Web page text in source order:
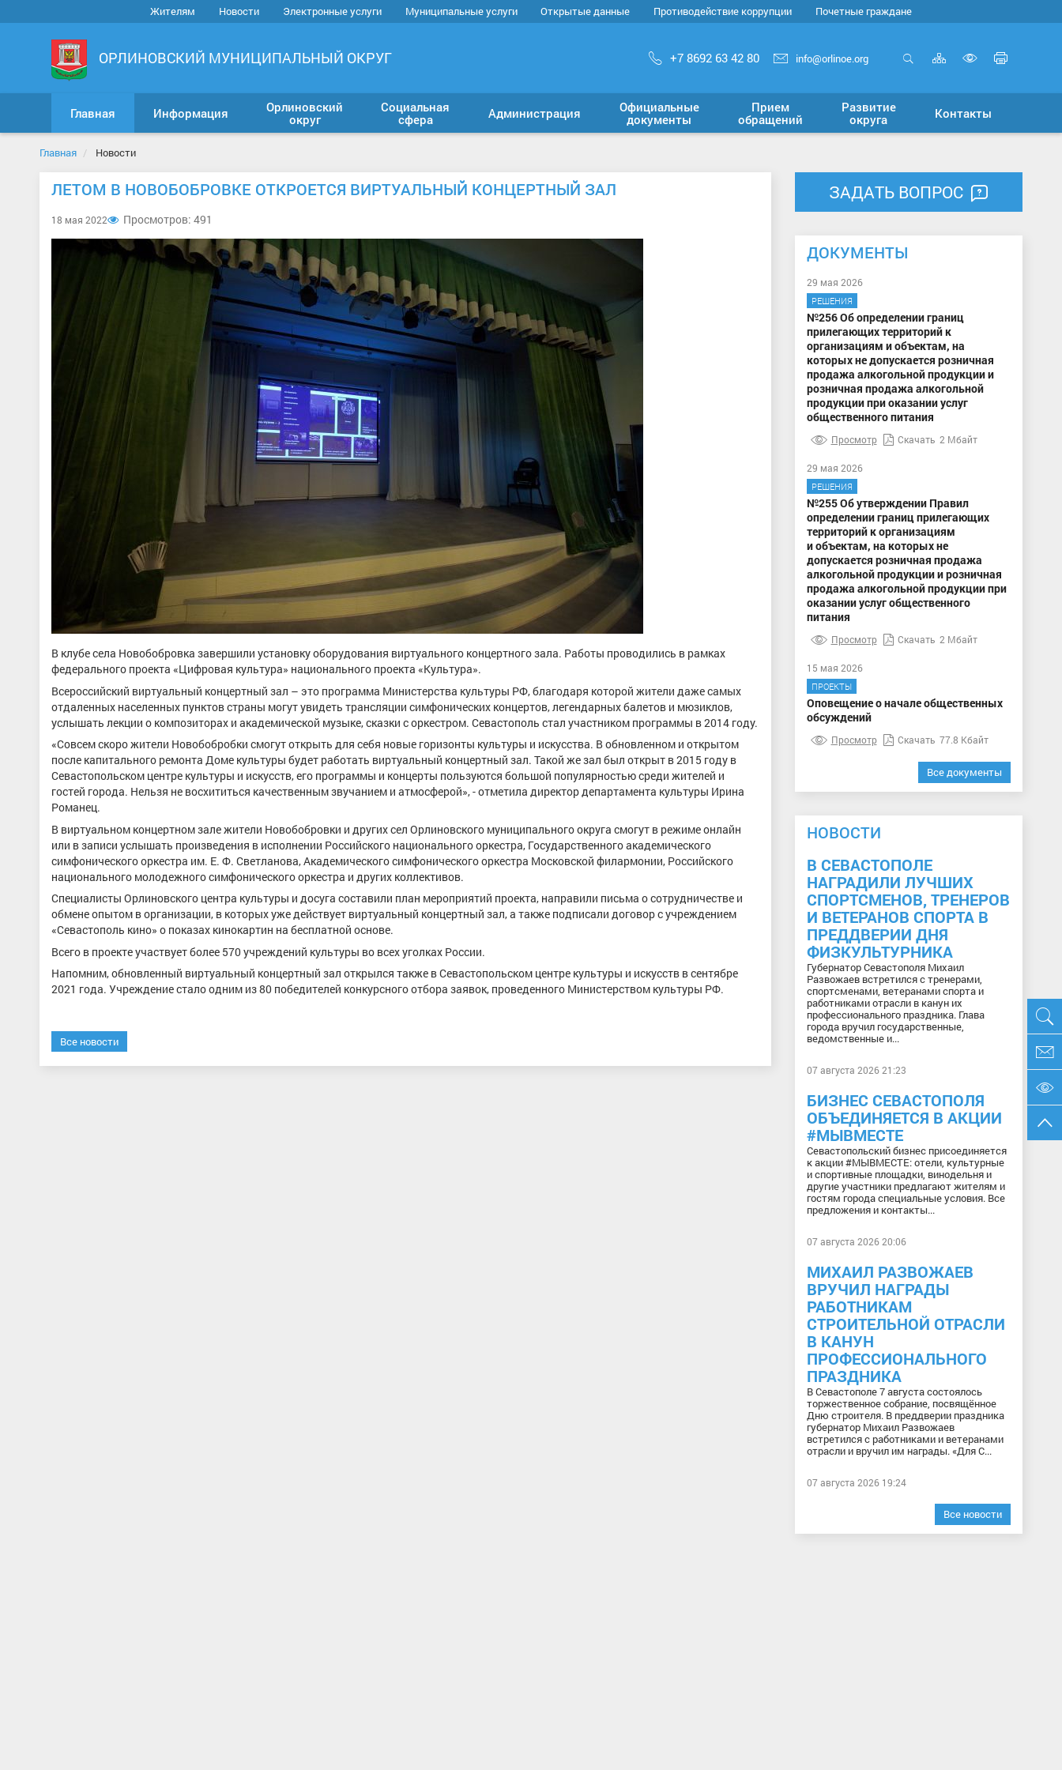
Жителям Новости Электронные услуги Муниципальные услуги Открытые данные Противодействие коррупции Почетные граждане
ОРЛИНОВСКИЙ МУНИЦИПАЛЬНЫЙ ОКРУГ +7 8692 63 42 80 info@orlinoe.org Карта
сайта
версию
для
Главная Информация
Орлиновский
округ
Социальная
сфера
Администрация
Официальные
документы
Прием
обращений
Развитие
округа
Контакты
Главная Новости
ЛЕТОМ В НОВОБОБРОВКЕ ОТКРОЕТСЯ ВИРТУАЛЬНЫЙ КОНЦЕРТНЫЙ ЗАЛ
18 мая 2022 Просмотров: 491
В клубе села Новобобровка завершили установку оборудования виртуального концертного зала. Работы проводились в рамках
федерального проекта «Цифровая культура» национального проекта «Культура».
Всероссийский виртуальный концертный зал – это программа Министерства культуры РФ, благодаря которой жители даже самых
отдаленных населенных пунктов страны могут увидеть трансляции симфонических концертов, легендарных балетов и мюзиклов,
услышать лекции о композиторах и академической музыке, сказки с оркестром. Севастополь стал участником программы в 2014 году.
«Совсем скоро жители Новобобробки смогут открыть для себя новые горизонты культуры и искусства. В обновленном и открытом
после капитального ремонта Доме культуры будет работать виртуальный концертный зал. Такой же зал был открыт в 2015 году в
Севастопольском центре культуры и искусств, его программы и концерты пользуются большой популярностью среди жителей и
гостей города. Нельзя не восхититься качественным звучанием и атмосферой», - отметила директор департамента культуры Ирина
Романец.
В виртуальном концертном зале жители Новобобровки и других сел Орлиновского муниципального округа смогут в режиме онлайн
или в записи услышать произведения в исполнении Российского национального оркестра, Государственного академического
симфонического оркестра им. Е. Ф. Светланова, Академического симфонического оркестра Московской филармонии, Российского
национального молодежного симфонического оркестра и других коллективов.
Специалисты Орлиновского центра культуры и досуга составили план мероприятий проекта, направили письма о сотрудничестве и
обмене опытом в организации, в которых уже действует виртуальный концертный зал, а также подписали договор с учреждением
«Севастополь кино» о показах кинокартин на бесплатной основе.
Всего в проекте участвует более 570 учреждений культуры во всех уголках России.
Напомним, обновленный виртуальный концертный зал открылся также в Севастопольском центре культуры и искусств в сентябре
2021 года. Учреждение стало одним из 80 победителей конкурсного отбора заявок, проведенного Министерством культуры РФ.
Все новости
ЗАДАТЬ ВОПРОС
ДОКУМЕНТЫ
29 мая 2026
РЕШЕНИЯ
№256 Об определении границ
прилегающих территорий к
организациям и объектам, на
которых не допускается розничная
продажа алкогольной продукции и
розничная продажа алкогольной
продукции при оказании услуг
общественного питания
Просмотр Скачать 2 Мбайт
29 мая 2026
РЕШЕНИЯ
№255 Об утверждении Правил
определении границ прилегающих
территорий к организациям
и объектам, на которых не
допускается розничная продажа
алкогольной продукции и розничная
продажа алкогольной продукции при
оказании услуг общественного
питания
Просмотр Скачать 2 Мбайт
15 мая 2026
ПРОЕКТЫ
Оповещение о начале общественных
обсуждений
Просмотр Скачать 77.8 Кбайт
Все документы
НОВОСТИ
В СЕВАСТОПОЛЕ
НАГРАДИЛИ ЛУЧШИХ
СПОРТСМЕНОВ, ТРЕНЕРОВ
И ВЕТЕРАНОВ СПОРТА В
ПРЕДДВЕРИИ ДНЯ
ФИЗКУЛЬТУРНИКА
Губернатор Севастополя Михаил
Развожаев встретился с тренерами,
спортсменами, ветеранами спорта и
работниками отрасли в канун их
профессионального праздника. Глава
города вручил государственные,
ведомственные и...
07 августа 2026 21:23
БИЗНЕС СЕВАСТОПОЛЯ
ОБЪЕДИНЯЕТСЯ В АКЦИИ
#МЫВМЕСТЕ
Севастопольский бизнес присоединяется
к акции #МЫВМЕСТЕ: отели, культурные
и спортивные площадки, винодельня и
другие участники предлагают жителям и
гостям города специальные условия. Все
предложения и контакты...
07 августа 2026 20:06
МИХАИЛ РАЗВОЖАЕВ
ВРУЧИЛ НАГРАДЫ
РАБОТНИКАМ
СТРОИТЕЛЬНОЙ ОТРАСЛИ
В КАНУН
ПРОФЕССИОНАЛЬНОГО
ПРАЗДНИКА
В Севастополе 7 августа состоялось
торжественное собрание, посвящённое
Дню строителя. В преддверии праздника
губернатор Михаил Развожаев
встретился с работниками и ветеранами
отрасли и вручил им награды. «Для С...
07 августа 2026 19:24
Все новости